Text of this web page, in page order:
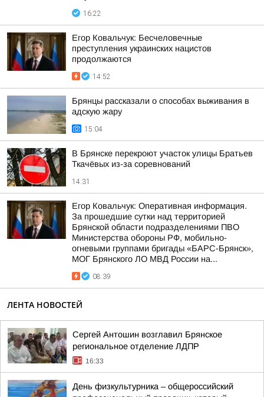
16:22
Егор Ковальчук: Бесчеловечные
преступления украинских нацистов
продолжаются
14:52
Брянцы рассказали о способах выживания в
адскую жару
15:04
В Брянске перекроют участок улицы Братьев
Ткачёвых из-за соревнований
14:31
Егор Ковальчук: Оперативная информация.
За прошедшие сутки над территорией
Брянской области подразделениями ПВО
Министерства обороны РФ, мобильно-
огневыми группами бригады «БАРС-Брянск»,
МОГ Брянского ЛО МВД России на...
08:39
ЛЕНТА НОВОСТЕЙ
Сергей Антошин возглавил Брянское
региональное отделение ЛДПР
16:33
День физкультурника – общероссийский